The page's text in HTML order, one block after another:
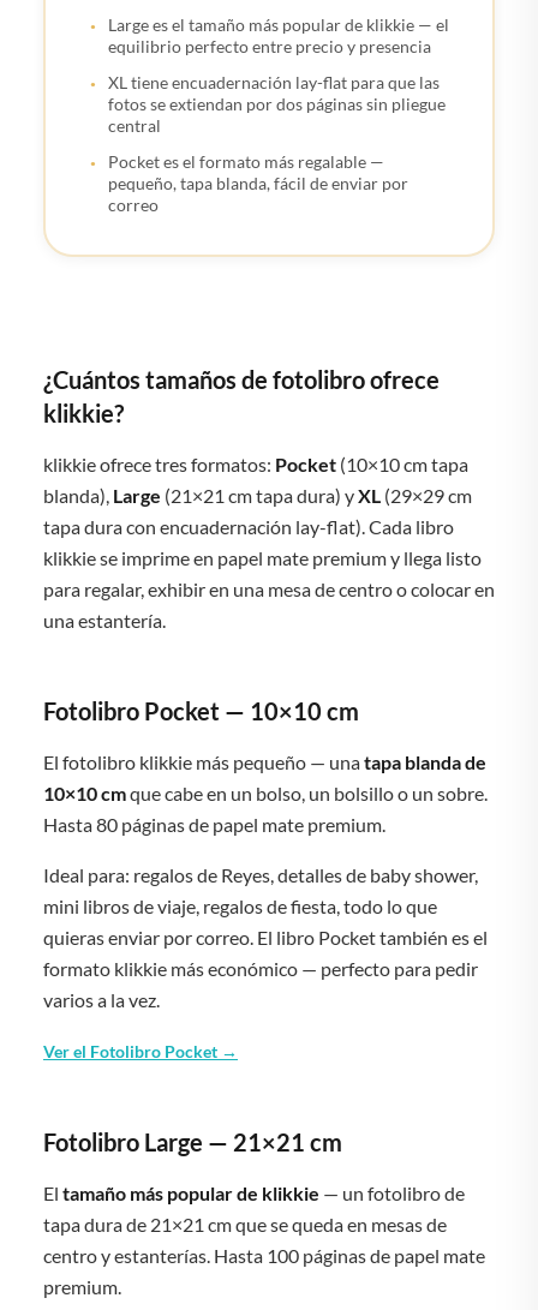
Large es el tamaño más popular de klikkie — el
equilibrio perfecto entre precio y presencia
XL tiene encuadernación lay-flat para que las
fotos se extiendan por dos páginas sin pliegue
central
Pocket es el formato más regalable —
pequeño, tapa blanda, fácil de enviar por
correo
¿Cuántos tamaños de fotolibro ofrece
klikkie?
klikkie ofrece tres formatos: Pocket (10×10 cm tapa
blanda), Large (21×21 cm tapa dura) yXL (29×29 cm
tapa dura con encuadernación lay-flat). Cada libro
klikkie se imprime en papel mate premium y llega listo
para regalar, exhibir en una mesa de centro o colocar en
una estantería.
Fotolibro Pocket — 10×10 cm
El fotolibro klikkie más pequeño — unatapa blanda de
10×10 cmque cabe en un bolso, un bolsillo o un sobre.
Hasta 80 páginas de papel mate premium.
Ideal para: regalos de Reyes, detalles de baby shower,
mini libros de viaje, regalos de fiesta, todo lo que
quieras enviar por correo. El libro Pocket también es el
formato klikkie más económico — perfecto para pedir
varios a la vez.
Ver el Fotolibro Pocket →
Fotolibro Large — 21×21 cm
El tamaño más popular de klikkie — un fotolibro de
tapa dura de 21×21 cm que se queda en mesas de
centro y estanterías. Hasta 100 páginas de papel mate
premium.